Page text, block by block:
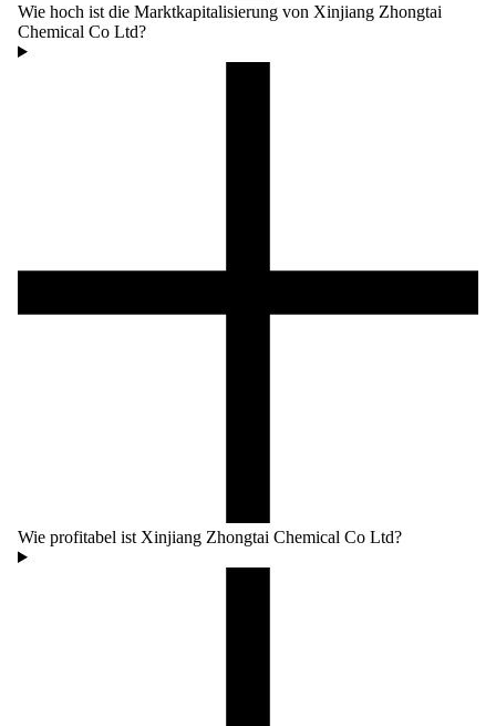
Wie hoch ist die Marktkapitalisierung von Xinjiang Zhongtai
Chemical Co Ltd?
Wie profitabel ist Xinjiang Zhongtai Chemical Co Ltd?